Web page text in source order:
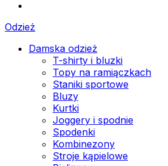
Odzież
Damska odzież
T-shirty i bluzki
Topy na ramiączkach
Staniki sportowe
Bluzy
Kurtki
Joggery i spodnie
Spodenki
Kombinezony
Stroje kąpielowe